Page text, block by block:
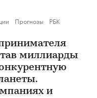
Прогнозы РБК
миллиарды
и